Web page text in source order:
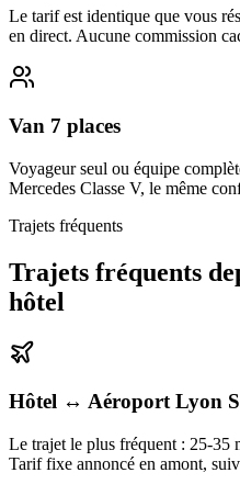
Le tarif est identique que vous
en direct. Aucune commission
Van 7 places
Voyageur seul ou équipe
Mercedes Classe V, le même
Trajets fréquents
Trajets fréquents
hôtel
Hôtel ↔ Aéroport Lyon
Le trajet le plus fréquent : 25-35
Tarif fixe annoncé en amont,